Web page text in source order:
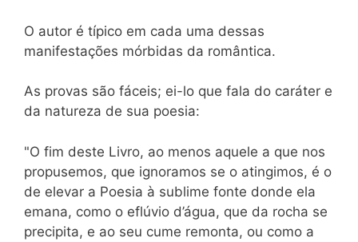
O autor é típico em cada uma dessas
manifestações mórbidas da romântica.
As provas são fáceis; ei-lo que fala do caráter e
da natureza de sua poesia:
"O fim deste Livro, ao menos aquele a que nos
propusemos, que ignoramos se o atingimos, é o
de elevar a Poesia à sublime fonte donde ela
emana, como o eflúvio d’água, que da rocha se
precipita, e ao seu cume remonta, ou como a